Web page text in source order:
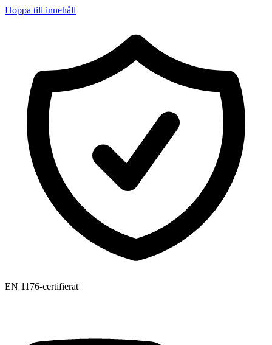
Hoppa till innehåll
EN 1176-certifierat